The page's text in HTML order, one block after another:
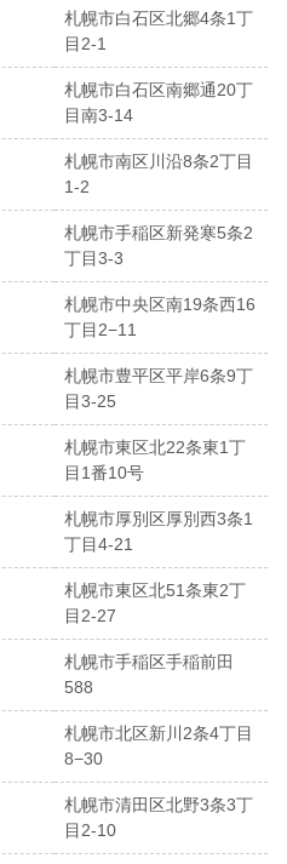
札幌市白石区北郷4条1丁
目2-1
札幌市白石区南郷通20丁
目南3-14
札幌市南区川沿8条2丁目
1-2
札幌市手稲区新発寒5条2
丁目3-3
札幌市中央区南19条西16
丁目2−11
札幌市豊平区平岸6条9丁
目3-25
札幌市東区北22条東1丁
目1番10号
札幌市厚別区厚別西3条1
丁目4-21
札幌市東区北51条東2丁
目2-27
札幌市手稲区手稲前田
588
札幌市北区新川2条4丁目
8−30
札幌市清田区北野3条3丁
目2-10